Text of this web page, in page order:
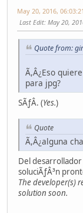
May 20, 2016,
Last Edit: May 20,
Quote from:
Ã,Â¿Eso
para jpg?
SÃƒÂ­. (Yes.)
Quote
Ã,Â¿alguna
Del
soluciÃƒÂ³n
The developer(s)
solution soon.